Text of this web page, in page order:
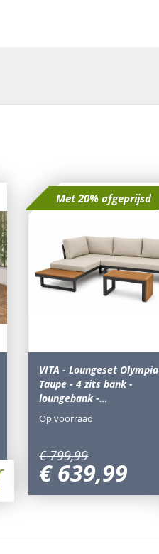
Met 20% afgeprijsd
VITA - Loungeset Olympia
Taupe - 4 zits bank -
loungebank -…
€ 799,99
€ 639,99
Op voorraad